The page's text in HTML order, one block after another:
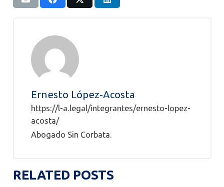
Ernesto López-Acosta
https://l-a.legal/integrantes/ernesto-lopez-
acosta/
Abogado Sin Corbata.
RELATED POSTS